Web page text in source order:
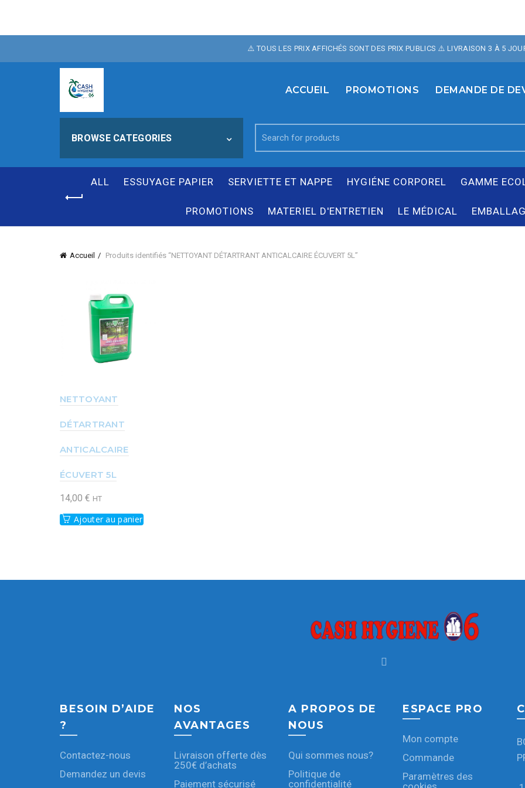
⚠️ TOUS LES PRIX AFFICHÉS SONT DES PRIX PUBLICS ⚠️ LIVRAISON 3 À 5
ACCUEIL PROMOTIONS DEMANDE DE
BROWSE CATEGORIES
for:
ALL ESSUYAGE PAPIER SERVIETTE ET NAPPE HYGIÉNE CORPOREL GAMME
PROMOTIONS MATERIEL D'ENTRETIEN LE MÉDICAL
Accueil Produits identifiés “NETTOYANT DÉTARTRANT ANTICALCAIRE ÉCUVERT 5L”
NETTOYANT
DÉTARTRANT
ANTICALCAIRE
ÉCUVERT 5L
14,00 € HT
Ajouter au panier
BESOIN D’AIDE
?
Contactez-nous
Demandez un devis
NOS
AVANTAGES
Livraison offerte dès
250€ d’achats
Paiement sécurisé
A PROPOS DE
NOUS
Qui sommes nous?
Politique de
confidentialité
ESPACE PRO
Mon compte
Commande
Paramètres des
POUR FÊTER NOTRE BOUTIQUE , 10%
NOTRE SITE AVEC LE CODE